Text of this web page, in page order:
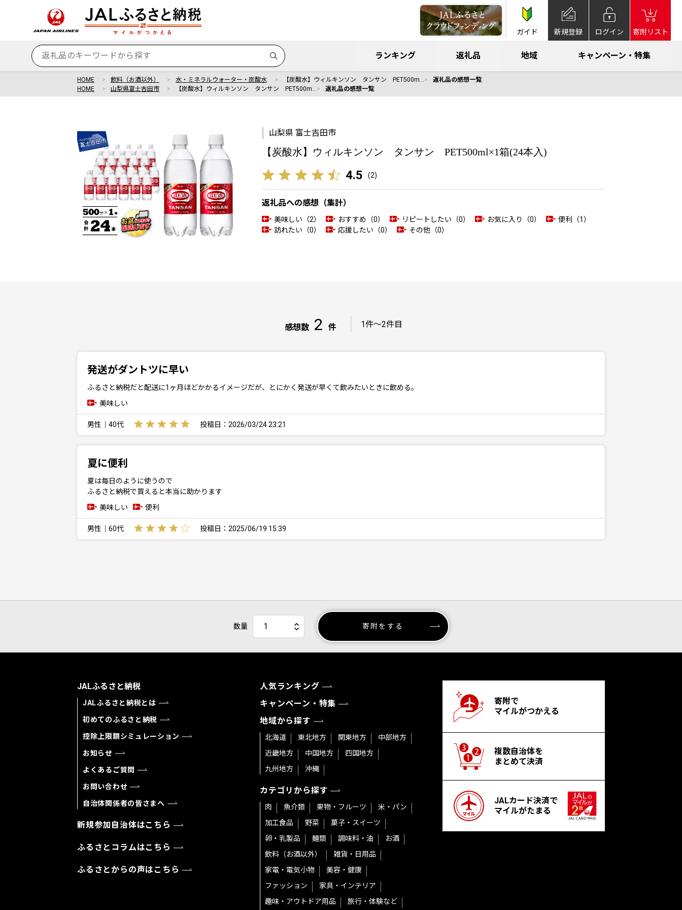
ガイド 新規登録 ログイン 寄附リスト
ランキング 返礼品 地域 キャンペーン・特集
HOME 飲料（お酒以外） 水・ミネラルウォーター・炭酸水 【炭酸水】ウィルキンソン タンサン PET500m…
返礼品の感想一覧
HOME
山梨県富士吉田市 【炭酸水】ウィルキンソン タンサン PET500m… 返礼品の感想一覧
山梨県 富士吉田市
【炭酸水】ウィルキンソン タンサン PET500ml×1箱(24本入)
4.5 (2)
返礼品への感想（集計）
美味しい（2） おすすめ（0） リピートしたい（0） お気に入り（0）
便利（1）
訪れたい（0）
応援したい（0） その他（0）
感想数 2 件 1件～2件目
発送がダントツに早い
ふるさと納税だと配送に1ヶ月ほどかかるイメージだが、とにかく発送が早くて飲みたいときに飲める。
美味しい
男性｜40代 投稿日：2026/03/24 23:21
夏に便利
夏は毎日のように使うので
ふるさと納税で買えると本当に助かります
美味しい
便利
男性｜60代 投稿日：2025/06/19 15:39
数量 寄附をする
JALふるさと納税
JALふるさと納税とは
初めてのふるさと納税
控除上限額シミュレーション
お知らせ
よくあるご質問
お問い合わせ
自治体関係者の皆さまへ
新規参加自治体はこちら
ふるさとコラムはこちら
ふるさとからの声はこちら
人気ランキング
キャンペーン・特集
地域から探す
北海道 東北地方 関東地方
中部地方
近畿地方
中国地方
四国地方
九州地方
沖縄
カテゴリから探す
肉 魚介類 果物・フルーツ
米・パン
加工食品
野菜
菓子・スイーツ
卵・乳製品
麺類 調味料・油
お酒
飲料（お酒以外）
雑貨・日用品
家電・電気小物
美容・健康
ファッション
家具・インテリア
趣味・アウトドア用品
旅行・体験など
寄附で
マイルがつかえる
複数自治体を
まとめて決済
JALカード決済で
マイルがたまる